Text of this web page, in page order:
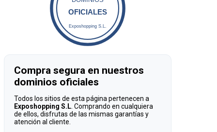
OFICIALES
Exposhopping S.L.
Compra segura en nuestros
dominios oficiales
Todos los sitios de esta página pertenecen a
Exposhopping S.L . Comprando en cualquiera
de ellos, disfrutas de las mismas garantías y
atención al cliente.